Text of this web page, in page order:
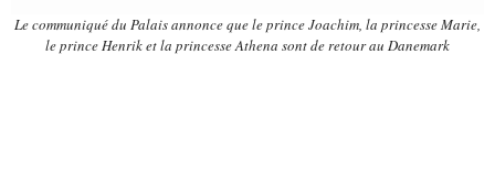
Le communiqué du Palais annonce que le prince Joachim, la princesse Marie,
le prince Henrik et la princesse Athena sont de retour au Danemark